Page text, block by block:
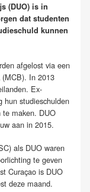
(DUO) is in
dat studenten
kunnen
afgelost via een
(MCB). In 2013
Ex-
hun studieschulden
te maken. DUO
aan in 2015.
als DUO waren
te geven
Curaçao is DUO
deze maand.